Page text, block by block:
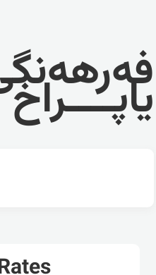
یاپــــراخ